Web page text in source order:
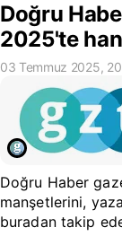
Doğru
2025'te
03 Temmuz 2025,
Doğru Haber
manşetlerini,
buradan takip